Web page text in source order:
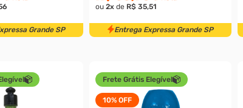
Grande SP
ou 2x de R$ 35,51
Entrega Expressa Grande SP
Frete Grátis Elegível
10% OFF